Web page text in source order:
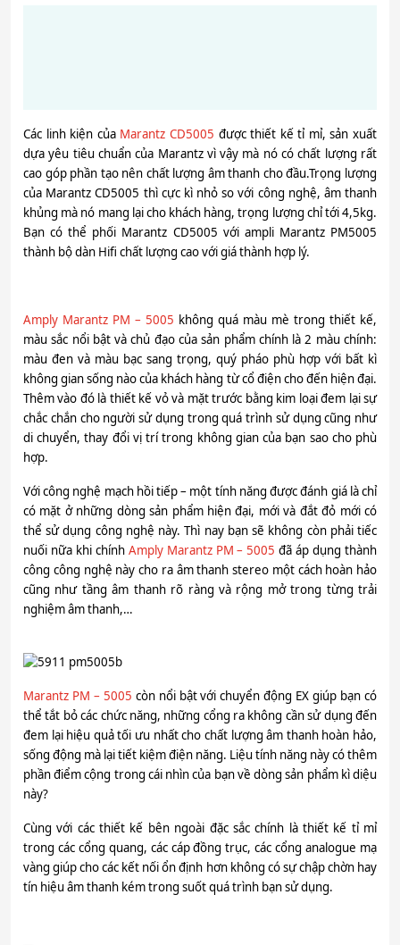
Các linh kiện của Marantz CD5005 được thiết kế tỉ mỉ, sản xuất
dựa yêu tiêu chuẩn của Marantz vì vậy mà nó có chất lượng rất
cao góp phần tạo nên chất lượng âm thanh cho đầu.Trọng lượng
của Marantz CD5005 thì cực kì nhỏ so với công nghệ, âm thanh
khủng mà nó mang lại cho khách hàng, trọng lượng chỉ tới 4,5kg.
Bạn có thể phối Marantz CD5005 với ampli Marantz PM5005
thành bộ dàn Hifi chất lượng cao với giá thành hợp lý.
Amply Marantz PM – 5005 không quá màu mè trong thiết kế,
màu sắc nổi bật và chủ đạo của sản phẩm chính là 2 màu chính:
màu đen và màu bạc sang trọng, quý pháo phù hợp với bất kì
không gian sống nào của khách hàng từ cổ điện cho đến hiện đại.
Thêm vào đó là thiết kế vỏ và mặt trước bằng kim loại đem lại sự
chắc chắn cho người sử dụng trong quá trình sử dụng cũng như
di chuyển, thay đổi vị trí trong không gian của bạn sao cho phù
hợp.
Với công nghệ mạch hồi tiếp – một tính năng được đánh giá là chỉ
có mặt ở những dòng sản phẩm hiện đại, mới và đắt đỏ mới có
thể sử dụng công nghệ này. Thì nay bạn sẽ không còn phải tiếc
nuối nữa khi chính Amply Marantz PM – 5005đã áp dụng thành
công công nghệ này cho ra âm thanh stereo một cách hoàn hảo
cũng như tầng âm thanh rõ ràng và rộng mở trong từng trải
nghiệm âm thanh,…
Marantz PM – 5005 còn nổi bật với chuyển động EX giúp bạn có
thể tắt bỏ các chức năng, những cổng ra không cần sử dụng đến
đem lại hiệu quả tối ưu nhất cho chất lượng âm thanh hoàn hảo,
sống động mà lại tiết kiệm điện năng. Liệu tính năng này có thêm
phần điểm cộng trong cái nhìn của bạn về dòng sản phẩm kì diệu
này?
Cùng với các thiết kế bên ngoài đặc sắc chính là thiết kế tỉ mỉ
trong các cổng quang, các cáp đồng trục, các cổng analogue mạ
vàng giúp cho các kết nối ổn định hơn không có sự chập chờn hay
tín hiệu âm thanh kém trong suốt quá trình bạn sử dụng.